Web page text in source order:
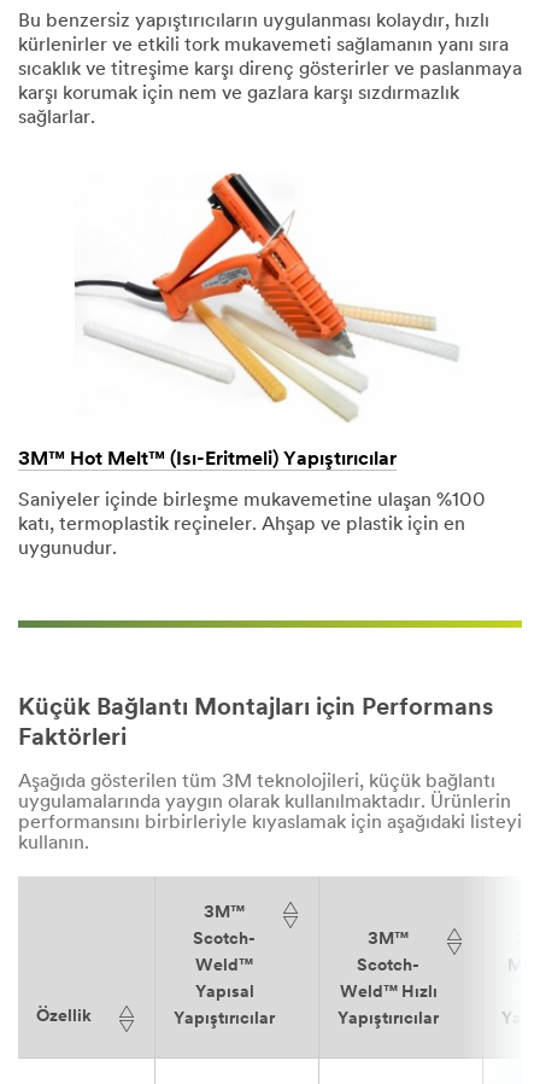
Bu benzersiz yapıştırıcıların uygulanması kolaydır, hızlı
kürlenirler ve etkili tork mukavemeti sağlamanın yanı sıra
sıcaklık ve titreşime karşı direnç gösterirler ve paslanmaya
karşı korumak için nem ve gazlara karşı sızdırmazlık
sağlarlar.
3M™ Hot Melt™ (Isı-Eritmeli) Yapıştırıcılar
Saniyeler içinde birleşme mukavemetine ulaşan %100
katı, termoplastik reçineler. Ahşap ve plastik için en
uygunudur.
Küçük Bağlantı Montajları için Performans
Faktörleri
Aşağıda gösterilen tüm 3M teknolojileri, küçük bağlantı
uygulamalarında yaygın olarak kullanılmaktadır. Ürünlerin
performansını birbirleriyle kıyaslamak için aşağıdaki listeyi
kullanın.
Özellik
3M™
Scotch-
Weld™
Yapısal
Yapıştırıcılar
3M™
Scotch-
Weld™ Hızlı
Yapıştırıcılar